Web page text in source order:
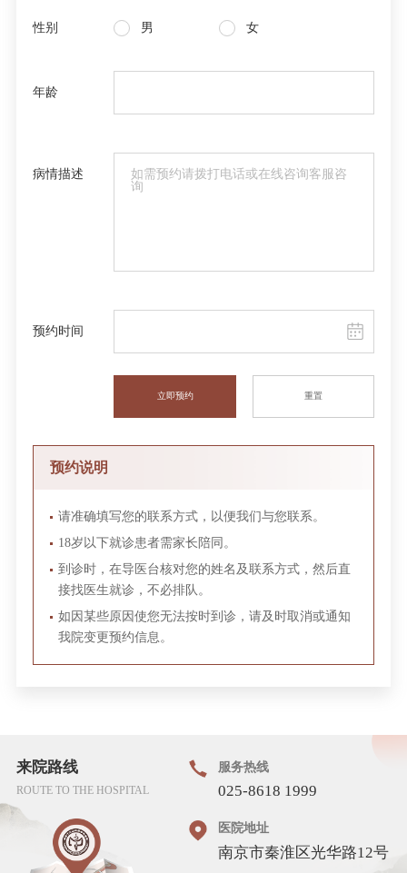
性别 男 女
年龄
病情描述
预约时间
立即预约 重置
预约说明
请准确填写您的联系方式，以便我们与您联系。
18岁以下就诊患者需家长陪同。
到诊时，在导医台核对您的姓名及联系方式，然后直
接找医生就诊，不必排队。
如因某些原因使您无法按时到诊，请及时取消或通知
我院变更预约信息。
来院路线
ROUTE TO THE HOSPITAL
服务热线
025-8618 1999
医院地址
南京市秦淮区光华路12号